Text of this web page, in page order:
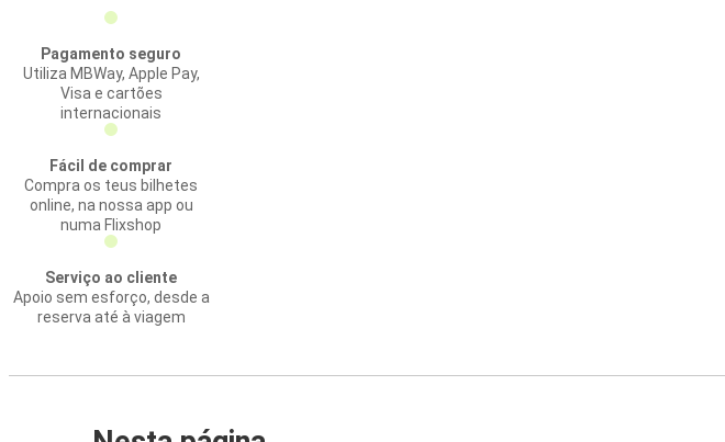
Pagamento seguro
Utiliza MBWay, Apple Pay,
Visa e cartões
internacionais
Fácil de comprar
Compra os teus bilhetes
online, na nossa app ou
numa Flixshop
Serviço ao cliente
Apoio sem esforço, desde a
reserva até à viagem